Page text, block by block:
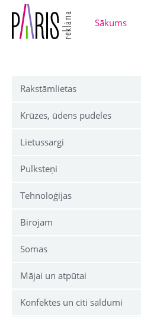
Sākums
Rakstāmlietas
Krūzes, ūdens pudeles
Lietussargi
Pulksteņi
Tehnoloģijas
Birojam
Somas
Mājai un atpūtai
Konfektes un citi saldumi